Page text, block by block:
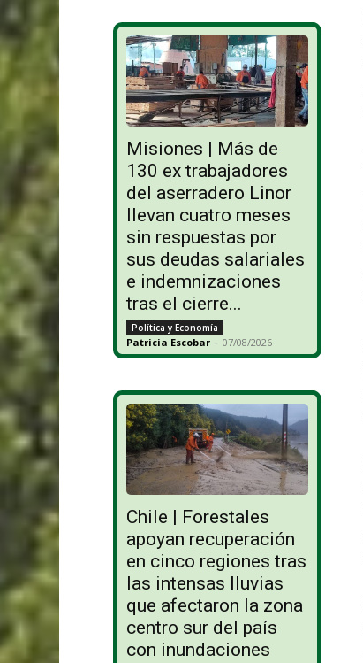
Misiones | Más de
130 ex trabajadores
del aserradero Linor
llevan cuatro meses
sin respuestas por
sus deudas salariales
e indemnizaciones
tras el cierre...
Política y Economía
Patricia Escobar - 07/08/2026
Chile | Forestales
apoyan recuperación
en cinco regiones tras
las intensas lluvias
que afectaron la zona
centro sur del país
con inundaciones